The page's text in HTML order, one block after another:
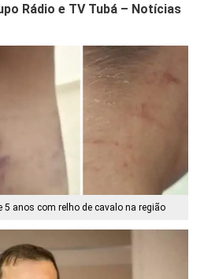
Rádio e TV Tubá – Notícias
5 anos com relho de cavalo na região